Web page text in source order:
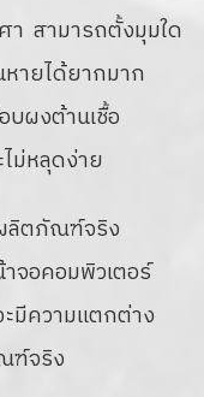
สามารถตั้งมุมใด
ายได้ยากมาก
บผงต้านเชื้อ
ม่หลุดง่าย
ลิตภัณฑ์จริง
จอคอมพิวเตอร์
มีความแตกต่าง
ฑ์จริง